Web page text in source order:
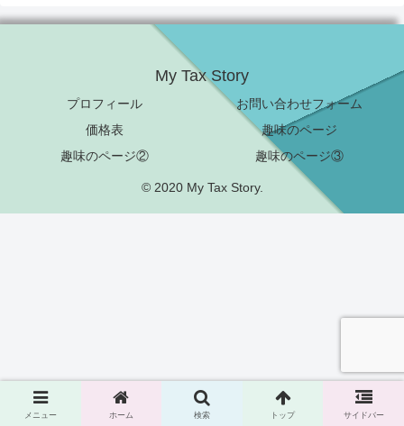
My Tax Story
プロフィール
お問い合わせフォーム
価格表
趣味のページ
趣味のページ②
趣味のページ③
© 2020 My Tax Story.
メニュー ホーム 検索 トップ サイドバー